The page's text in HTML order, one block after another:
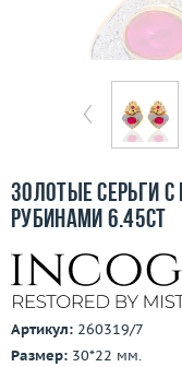
Бесплатная
Покупка и оплата
О компании
Контакты
3D-тур по шоуруму
Золотые серьги
рубинами 6.45ct
Артикул: 260319/7
Размер: 30*22 мм.